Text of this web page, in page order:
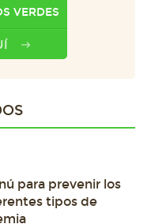
VERDES
para prevenir los
tipos de